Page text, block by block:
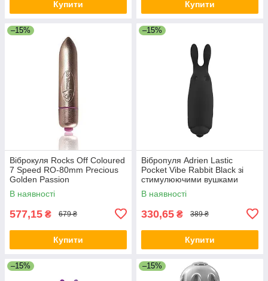
Купити Купити
–15%
Віброкуля Rocks Off Coloured
7 Speed RO-80mm Precious
Golden Passion
В наявності
577,15 ₴ 679 ₴
Купити
–15%
Вібропуля Adrien Lastic
Pocket Vibe Rabbit Black зі
стимулюючими вушками
В наявності
330,65 ₴ 389 ₴
Купити
–15% –15%